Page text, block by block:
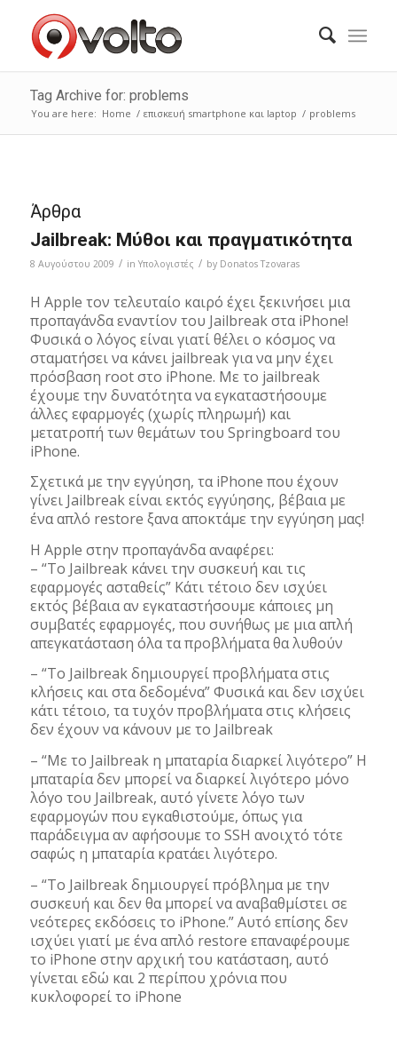
Tag Archive for: problems
You are here: Home / επισκευή smartphone και laptop / problems
Άρθρα
Jailbreak: Μύθοι και πραγματικότητα
8 Αυγούστου 2009 / in Υπολογιστές / by Donatos Tzovaras
Η Apple τον τελευταίο καιρό έχει ξεκινήσει μια
προπαγάνδα εναντίον του Jailbreak στα iPhone!
Φυσικά ο λόγος είναι γιατί θέλει ο κόσμος να
σταματήσει να κάνει jailbreak για να μην έχει
πρόσβαση root στο iPhone. Με το jailbreak
έχουμε την δυνατότητα να εγκαταστήσουμε
άλλες εφαρμογές (χωρίς πληρωμή) και
μετατροπή των θεμάτων του Springboard του
iPhone.
Σχετικά με την εγγύηση, τα iPhone που έχουν
γίνει Jailbreak είναι εκτός εγγύησης, βέβαια με
ένα απλό restore ξανα αποκτάμε την εγγύηση μας!
Η Apple στην προπαγάνδα αναφέρει:
– “Το Jailbreak κάνει την συσκευή και τις
εφαρμογές ασταθείς” Κάτι τέτοιο δεν ισχύει
εκτός βέβαια αν εγκαταστήσουμε κάποιες μη
συμβατές εφαρμογές, που συνήθως με μια απλή
απεγκατάσταση όλα τα προβλήματα θα λυθούν
– “Το Jailbreak δημιουργεί προβλήματα στις
κλήσεις και στα δεδομένα” Φυσικά και δεν ισχύει
κάτι τέτοιο, τα τυχόν προβλήματα στις κλήσεις
δεν έχουν να κάνουν με το Jailbreak
– “Με το Jailbreak η μπαταρία διαρκεί λιγότερο” Η
μπαταρία δεν μπορεί να διαρκεί λιγότερο μόνο
λόγο του Jailbreak, αυτό γίνετε λόγο των
εφαρμογών που εγκαθιστούμε, όπως για
παράδειγμα αν αφήσουμε το SSH ανοιχτό τότε
σαφώς η μπαταρία κρατάει λιγότερο.
– “Το Jailbreak δημιουργεί πρόβλημα με την
συσκευή και δεν θα μπορεί να αναβαθμίστει σε
νεότερες εκδόσεις το iPhone.” Αυτό επίσης δεν
ισχύει γιατί με ένα απλό restore επαναφέρουμε
το iPhone στην αρχική του κατάσταση, αυτό
γίνεται εδώ και 2 περίπου χρόνια που
κυκλοφορεί το iPhone